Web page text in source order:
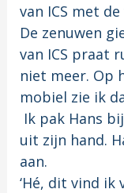
van ICS met
De zenuwen
van ICS praat
niet meer. Op
mobiel zie ik
Ik pak Hans
uit zijn hand.
aan.
‘Hé, dit vind